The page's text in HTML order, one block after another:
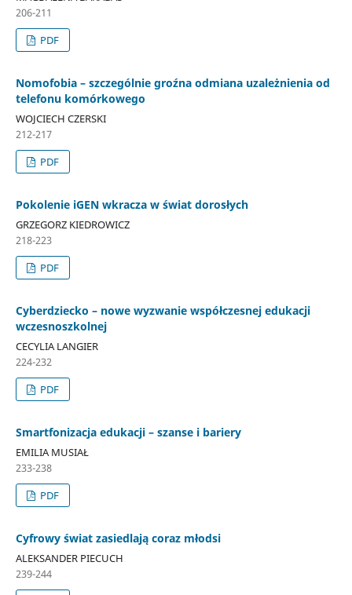
206-211
PDF
Nomofobia – szczególnie groźna odmiana uzależnienia od
telefonu komórkowego
WOJCIECH CZERSKI
212-217
PDF
Pokolenie iGEN wkracza w świat dorosłych
GRZEGORZ KIEDROWICZ
218-223
PDF
Cyberdziecko – nowe wyzwanie współczesnej edukacji
wczesnoszkolnej
CECYLIA LANGIER
224-232
PDF
Smartfonizacja edukacji – szanse i bariery
EMILIA MUSIAŁ
233-238
PDF
Cyfrowy świat zasiedlają coraz młodsi
ALEKSANDER PIECUCH
239-244